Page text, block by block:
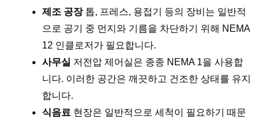
제조 공장톱, 프레스, 용접기 등의 장비는 일반적
으로 공기 중 먼지와 기름을 차단하기 위해 NEMA
12 인클로저가 필요합니다.
사무실 저전압 제어실은 종종 NEMA 1을 사용합
니다. 이러한 공간은 깨끗하고 건조한 상태를 유지
합니다.
식음료 현장은 일반적으로 세척이 필요하기 때문